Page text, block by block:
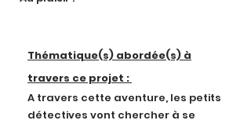
Thématique(s) abordée(s) à
travers ce projet :
A travers cette aventure, les petits
détectives vont chercher à se